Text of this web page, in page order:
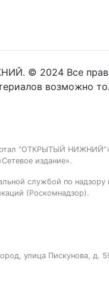
© 2024 Все
возможно
“ОТКРЫТЫЙ
издание».
службой по надзору
(Роскомнадзор).
улица Пискунова, д.